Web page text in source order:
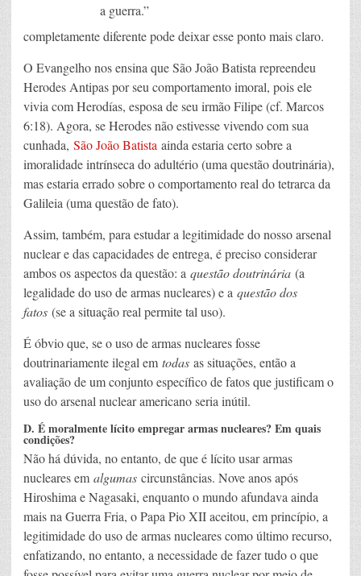
a guerra.”
completamente diferente pode deixar esse ponto mais claro.
O Evangelho nos ensina que São João Batista repreendeu
Herodes Antipas por seu comportamento imoral, pois ele
vivia com Herodías, esposa de seu irmão Filipe (cf. Marcos
6:18). Agora, se Herodes não estivesse vivendo com sua
cunhada, São João Batista ainda estaria certo sobre a
imoralidade intrínseca do adultério (uma questão doutrinária),
mas estaria errado sobre o comportamento real do tetrarca da
Galileia (uma questão de fato).
Assim, também, para estudar a legitimidade do nosso arsenal
nuclear e das capacidades de entrega, é preciso considerar
ambos os aspectos da questão: a questão doutrinária (a
legalidade do uso de armas nucleares) e a questão dos
fatos (se a situação real permite tal uso).
É óbvio que, se o uso de armas nucleares fosse
doutrinariamente ilegal em todas as situações, então a
avaliação de um conjunto específico de fatos que justificam o
uso do arsenal nuclear americano seria inútil.
D. É moralmente lícito empregar armas nucleares? Em quais
condições?
Não há dúvida, no entanto, de que é lícito usar armas
nucleares em algumas circunstâncias. Nove anos após
Hiroshima e Nagasaki, enquanto o mundo afundava ainda
mais na Guerra Fria, o Papa Pio XII aceitou, em princípio, a
legitimidade do uso de armas nucleares como último recurso,
enfatizando, no entanto, a necessidade de fazer tudo o que